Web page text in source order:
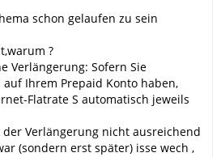
schon gelaufen zu sein
?
Verlängerung: Sofern Sie
Ihrem Prepaid Konto haben,
Flatrate S automatisch jeweils
Verlängerung nicht ausreichend
(sondern erst später) isse wech ,